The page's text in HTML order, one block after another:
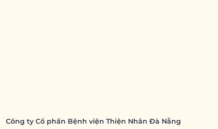
Công ty Cổ phần Bệnh viện Thiện Nhân Đà Nẵng